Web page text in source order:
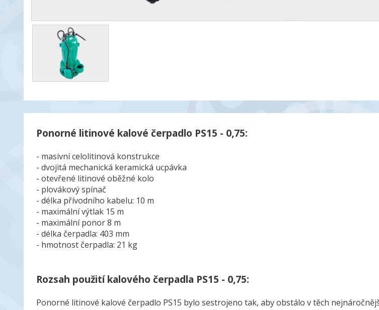
Ponorné litinové kalové čerpadlo PS15 - 0,75:
- masivní celolitinová konstrukce
- dvojitá mechanická keramická ucpávka
- otevřené litinové oběžné kolo
- plovákový spínač
- délka přívodního kabelu: 10 m
- maximální výtlak 15 m
- maximální ponor 8 m
- délka čerpadla: 403 mm
- hmotnost čerpadla: 21 kg
Rozsah použití kalového čerpadla PS15 - 0,75:
Ponorné litinové kalové čerpadlo PS15 bylo sestrojeno tak, aby obstálo v těch